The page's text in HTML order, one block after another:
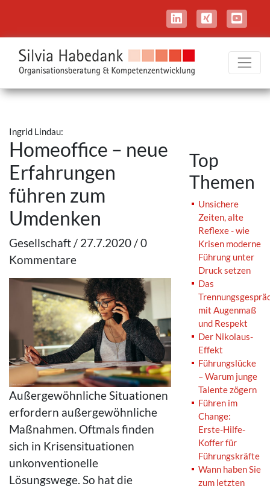
Ingrid Lindau:
Homeoffice – neue
Erfahrungen
führen zum
Umdenken
Gesellschaft / 27.7.2020 / 0
Kommentare
Außergewöhnliche Situationen
erfordern außergewöhnliche
Maßnahmen. Oftmals finden
sich in Krisensituationen
unkonventionelle
Lösungswege. So hat die
Top
Themen
Unsichere
Zeiten, alte
Reflexe - wie
Krisen moderne
Führung unter
Druck setzen
Das
mit Augenmaß
und Respekt
Der Nikolaus-
Effekt
Führungslücke
– Warum junge
Talente zögern
Führen im
Change:
Erste-Hilfe-
Koffer für
Führungskräfte
Wann haben Sie
zum letzten